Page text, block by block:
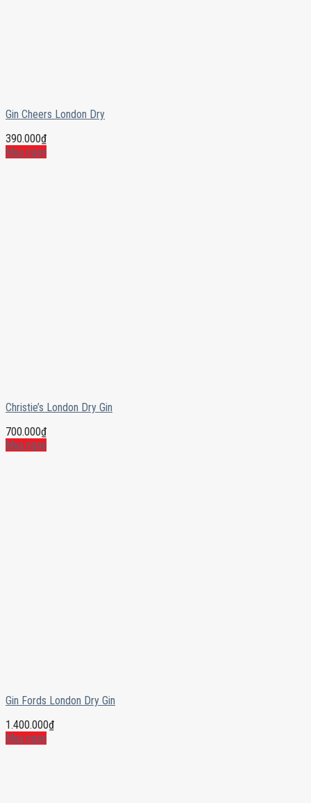
Gin Cheers London Dry
390.000₫
Mua ngay
Christie’s London Dry Gin
700.000₫
Mua ngay
Gin Fords London Dry Gin
1.400.000₫
Mua ngay